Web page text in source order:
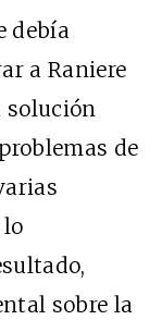
debía
a Raniere
solución
de
sobre la